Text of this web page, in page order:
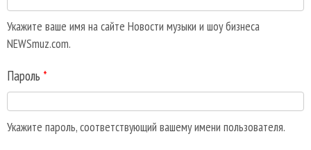
Укажите ваше имя на сайте Новости музыки и шоу бизнеса
NEWSmuz.com.
Пароль *
Укажите пароль, соответствующий вашему имени пользователя.